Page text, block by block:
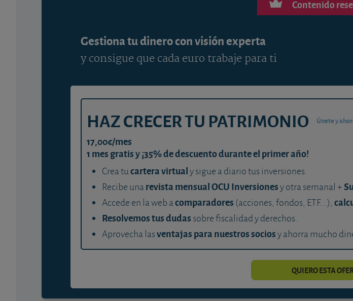
Contenido
Gestiona tu dinero con visión experta
y consigue que cada euro trabaje para ti
HAZ CRECER TU PATRIMONIO Únete y
17,00€/mes
1 mes gratis y ¡35% de descuento durante el primer año!
Crea tucartera virtualy sigue a diario tus inversiones.
Recibe unarevista mensual OCU Inversionesy otra semanal +
Accede en la web acomparadores (acciones, fondos, ETF...),
Resolvemos tus dudas sobre fiscalidad y derechos.
Aprovecha lasventajas para nuestros sociosy ahorra mucho
QUIERO ESTA